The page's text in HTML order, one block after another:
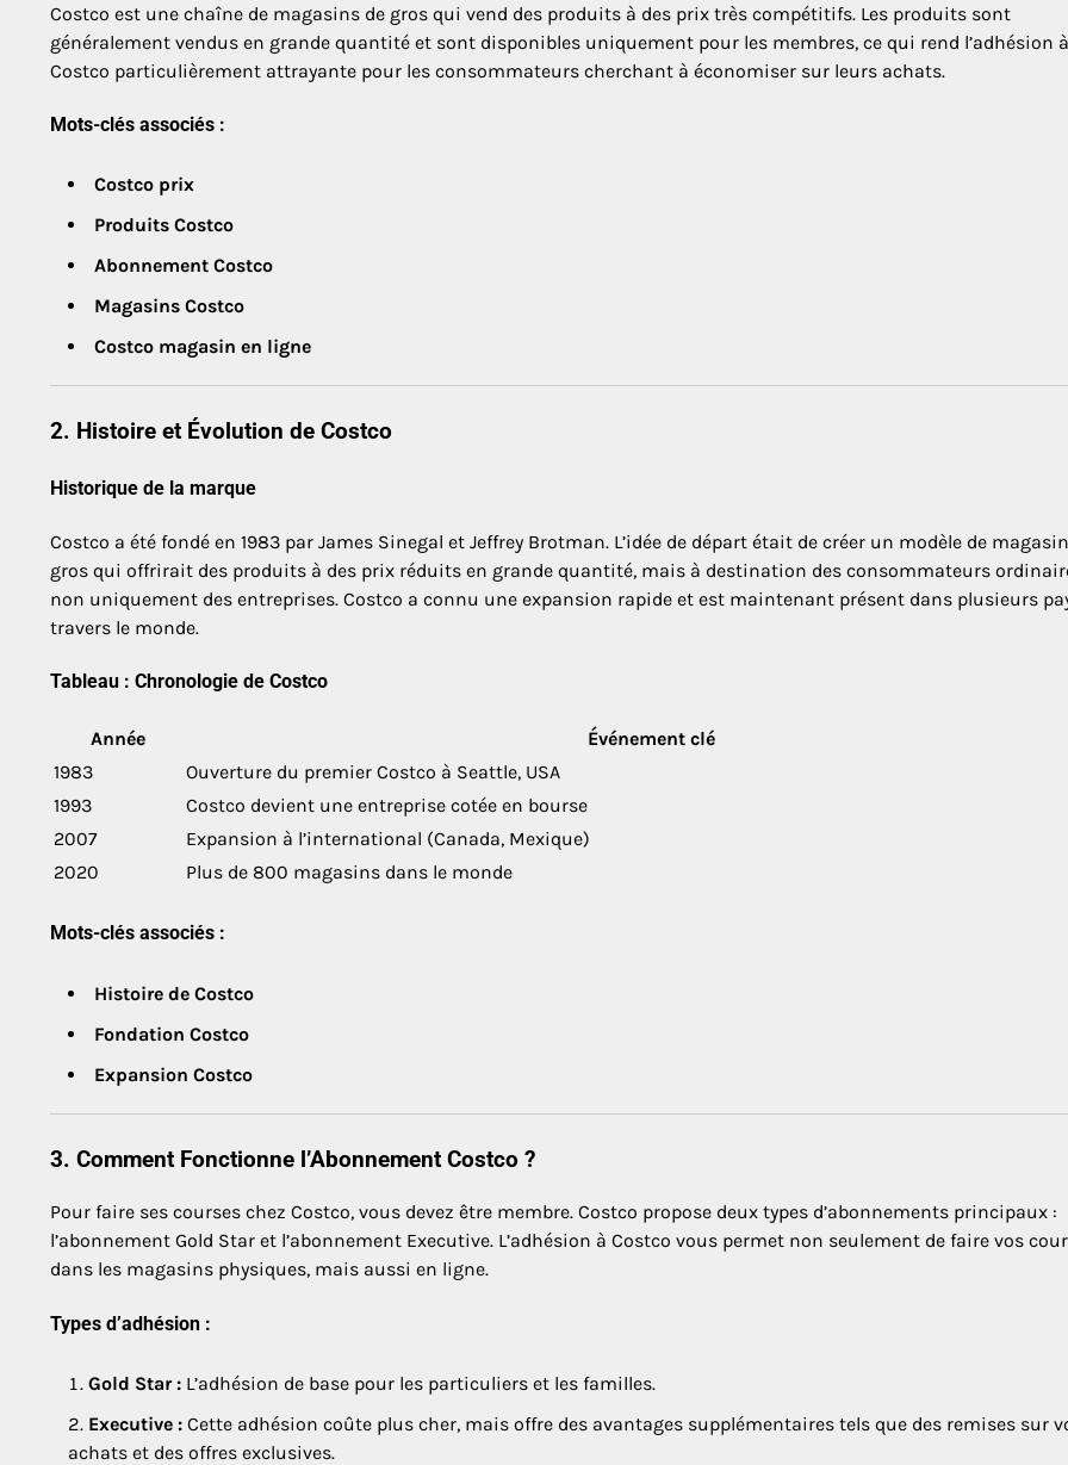
Costco est une chaîne de magasins de gros qui vend des produits à des prix très compétitifs. Les produits sont
généralement vendus en grande quantité et sont disponibles uniquement pour les membres, ce qui rend l’adhésion à
Costco particulièrement attrayante pour les consommateurs cherchant à économiser sur leurs achats.
Mots-clés associés :
Costco prix
Produits Costco
Abonnement Costco
Magasins Costco
Costco magasin en ligne
2. Histoire et Évolution de Costco
Historique de la marque
Costco a été fondé en 1983 par James Sinegal et Jeffrey Brotman. L’idée de départ était de créer un modèle de
gros qui offrirait des produits à des prix réduits en grande quantité, mais à destination des consommateurs
non uniquement des entreprises. Costco a connu une expansion rapide et est maintenant présent dans plusieurs
travers le monde.
Tableau : Chronologie de Costco
Année
Événement clé
1983
Ouverture du premier Costco à Seattle, USA
1993
Costco devient une entreprise cotée en bourse
2007
Expansion à l’international (Canada, Mexique)
2020
Plus de 800 magasins dans le monde
Mots-clés associés :
Histoire de Costco
Fondation Costco
Expansion Costco
3. Comment Fonctionne l’Abonnement Costco ?
Pour faire ses courses chez Costco, vous devez être membre. Costco propose deux types d’abonnements principaux :
l’abonnement Gold Star et l’abonnement Executive. L’adhésion à Costco vous permet non seulement de faire vos
dans les magasins physiques, mais aussi en ligne.
Types d’adhésion :
Gold Star : L’adhésion de base pour les particuliers et les familles.
Executive : Cette adhésion coûte plus cher, mais offre des avantages supplémentaires tels que des remises sur
achats et des offres exclusives.